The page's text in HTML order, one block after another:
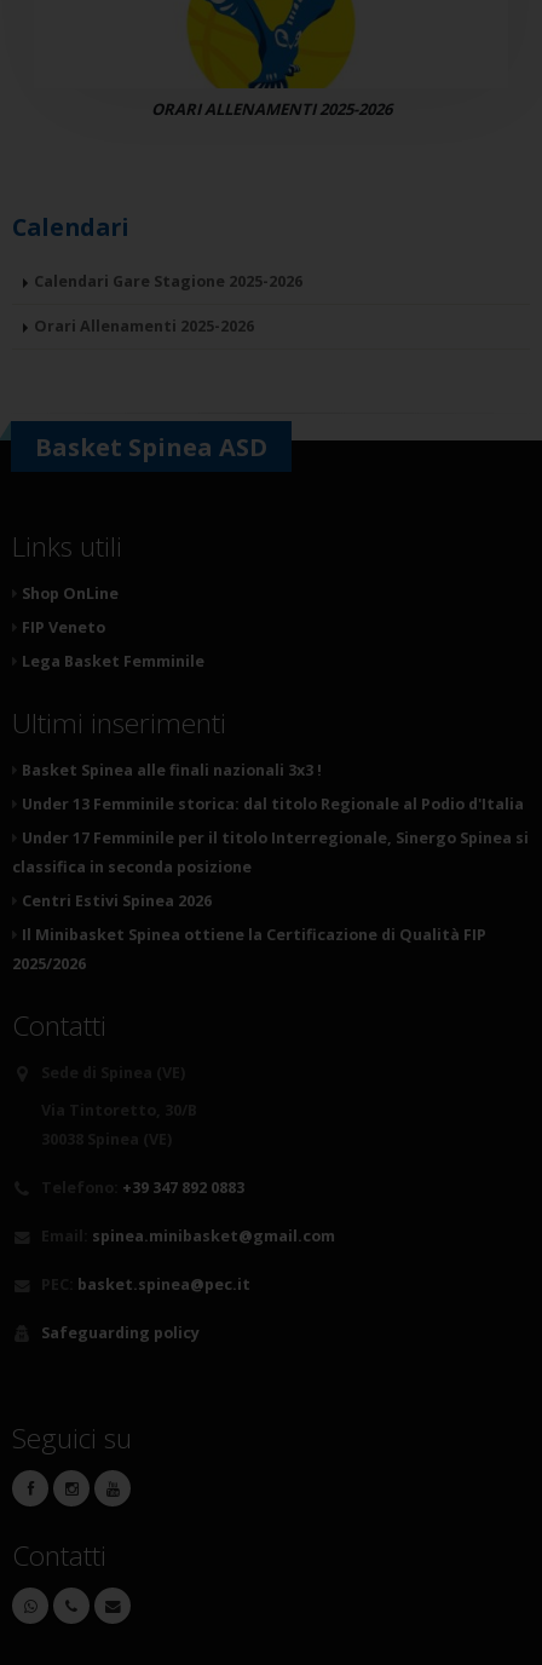
ORARI ALLENAMENTI 2025-2026
Calendari
Calendari Gare Stagione 2025-2026
Orari Allenamenti 2025-2026
Basket Spinea ASD
Links utili
Shop OnLine
FIP Veneto
Lega Basket Femminile
Ultimi inserimenti
Basket Spinea alle finali nazionali 3x3 !
Under 13 Femminile storica: dal titolo Regionale al Podio d'Italia
Under 17 Femminile per il titolo Interregionale, Sinergo Spinea si
classifica in seconda posizione
Centri Estivi Spinea 2026
Il Minibasket Spinea ottiene la Certificazione di Qualità FIP
2025/2026
Contatti
+39 347 892 0883
spinea.minibasket@gmail.com
basket.spinea@pec.it
Safeguarding policy
Seguici su
Contatti